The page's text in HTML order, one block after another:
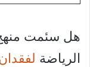
هل سئمت منهج
الرياضة